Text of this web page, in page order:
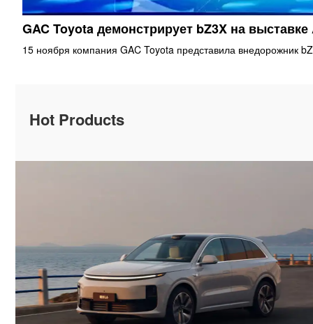
GAC Toyota демонстрирует bZ3X на
15 ноября компания GAC Toyota представила внедорожник
Hot Products